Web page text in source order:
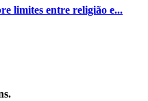
limites entre religião e...